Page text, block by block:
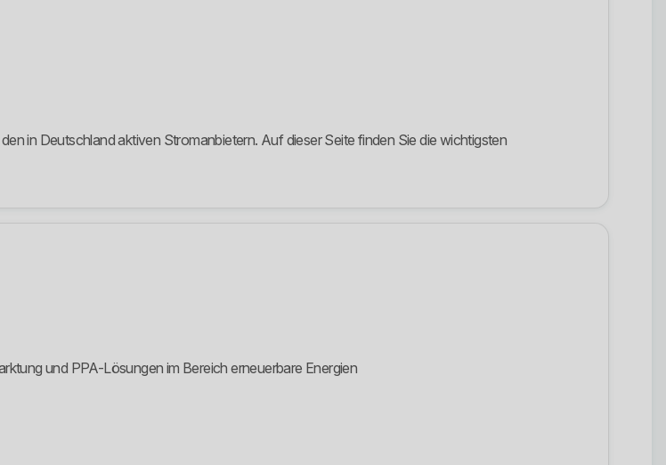
in Deutschland aktiven Stromanbietern. Auf dieser Seite finden Sie die wichtigsten
und PPA-Lösungen im Bereich erneuerbare Energien